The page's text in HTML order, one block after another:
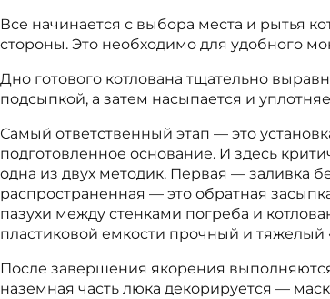
Все начинается с выбора места и рытья
стороны. Это необходимо для удобного
Дно готового котлована тщательно
подсыпкой, а затем насыпается и
Самый ответственный этап — это
подготовленное основание. И здесь
одна из двух методик. Первая — заливка
распространенная — это обратная
пазухи между стенками погреба и
пластиковой емкости прочный и
После завершения якорения
наземная часть люка декорируется —